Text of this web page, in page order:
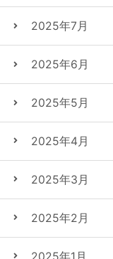
2025年7月
2025年6月
2025年5月
2025年4月
2025年3月
2025年2月